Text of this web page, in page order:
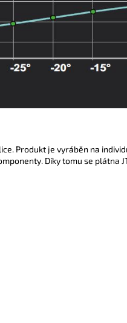
Produkt je vyráběn na
Díky tomu se